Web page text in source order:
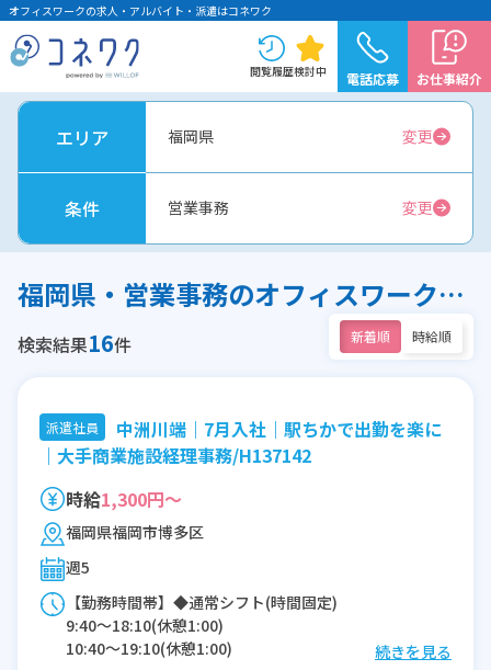
オフィスワークの求人・アルバイト・派遣はコネワク
閲覧履歴検討中 電話応募 お仕事紹介
エリア 福岡県 変更
条件 営業事務 変更
福岡県・営業事務のオフィスワーク求人
検索結果16件 新着順 時給順
派遣社員
中洲川端｜7月入社｜駅ちかで出勤を楽に
｜大手商業施設経理事務/H137142
時給1,300円～
福岡県福岡市博多区
週5
【勤務時間帯】◆通常シフト(時間固定)
9:40〜18:10(休憩1:00)
10:40〜19:10(休憩1:00)
続きを見る